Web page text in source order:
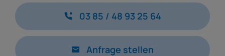
03 85 / 48 93 25 64
Anfrage stellen